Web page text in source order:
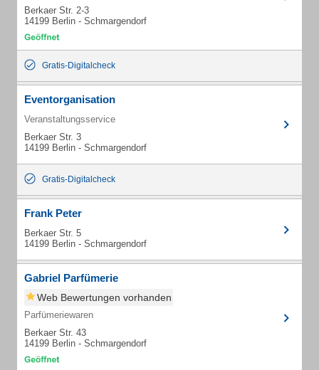
Berkaer Str. 2-3
14199 Berlin - Schmargendorf
Gratis-Digitalcheck
Eventorganisation
Veranstaltungsservice
Berkaer Str. 3
14199 Berlin - Schmargendorf
Gratis-Digitalcheck
Frank Peter
Berkaer Str. 5
14199 Berlin - Schmargendorf
Gabriel Parfümerie
Web Bewertungen vorhanden
Parfümeriewaren
Berkaer Str. 43
14199 Berlin - Schmargendorf